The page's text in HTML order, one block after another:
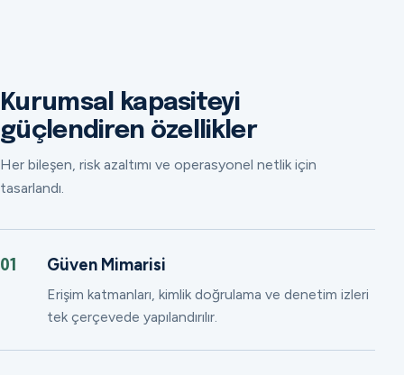
Kurumsal kapasiteyi
güçlendiren özellikler
Her bileşen, risk azaltımı ve operasyonel netlik için
tasarlandı.
01 Güven Mimarisi
Erişim katmanları, kimlik doğrulama ve denetim izleri
tek çerçevede yapılandırılır.